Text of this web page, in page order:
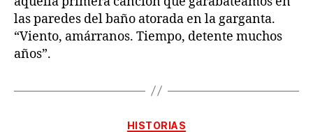
las paredes del baño atorada en la garganta.
“Viento, amárranos. Tiempo, detente muchos
años”.
Categorías
HISTORIAS